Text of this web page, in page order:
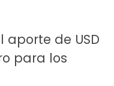
aporte de USD
para los